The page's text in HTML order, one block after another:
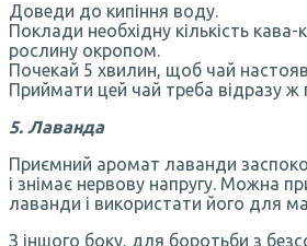
Доведи до кипіння воду.
Поклади необхідну кількість
рослину окропом.
Почекай 5 хвилин, щоб чай
Приймати цей чай треба відразу ж
5. Лаванда
Приємний аромат лаванди
і знімає нервову напругу. Можна
лаванди і використати його для
З іншого боку, для боротьби з